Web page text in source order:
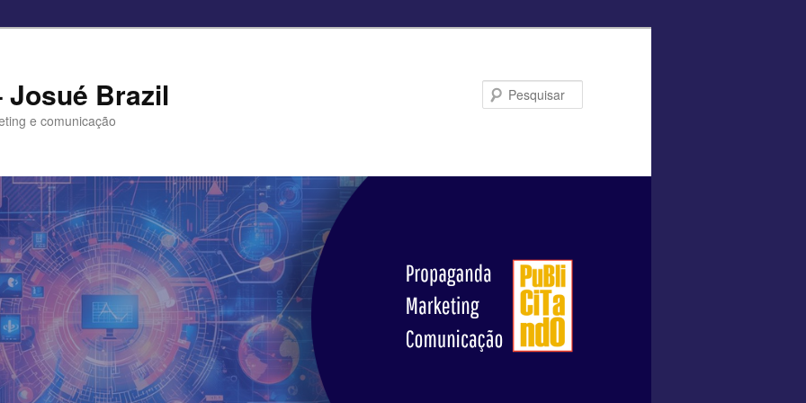
Josué Brazil
e comunicação